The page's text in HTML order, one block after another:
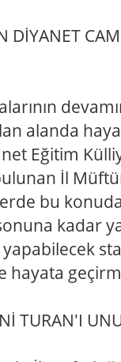
DİYANET
alanda
Eğitim
İl
bu
kadar
hayata
TURAN'I